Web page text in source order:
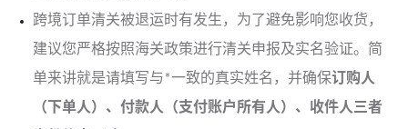
跨境订单清关被退运时有发生，为了避免影响您收货，
建议您严格按照海关政策进行清关申报及实名验证。简
单来讲就是请填写与*一致的真实姓名，并确保订购人
（下单人）、付款人（支付账户所有人）、收件人三者